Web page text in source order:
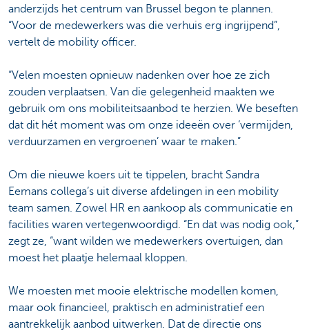
anderzijds het centrum van Brussel begon te plannen.
“Voor de medewerkers was die verhuis erg ingrijpend”,
vertelt de mobility officer.
“Velen moesten opnieuw nadenken over hoe ze zich
zouden verplaatsen. Van die gelegenheid maakten we
gebruik om ons mobiliteitsaanbod te herzien. We beseften
dat dit hét moment was om onze ideeën over ‘vermijden,
verduurzamen en vergroenen’ waar te maken.”
Om die nieuwe koers uit te tippelen, bracht Sandra
Eemans collega’s uit diverse afdelingen in een mobility
team samen. Zowel HR en aankoop als communicatie en
facilities waren vertegenwoordigd. “En dat was nodig ook,”
zegt ze, “want wilden we medewerkers overtuigen, dan
moest het plaatje helemaal kloppen.
We moesten met mooie elektrische modellen komen,
maar ook financieel, praktisch en administratief een
aantrekkelijk aanbod uitwerken. Dat de directie ons